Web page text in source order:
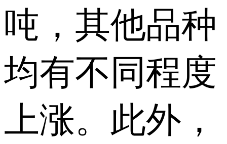
吨，其他品种
均有不同程度
上涨。此外，